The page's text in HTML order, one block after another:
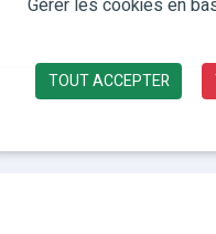
TOUT ACCEPTER